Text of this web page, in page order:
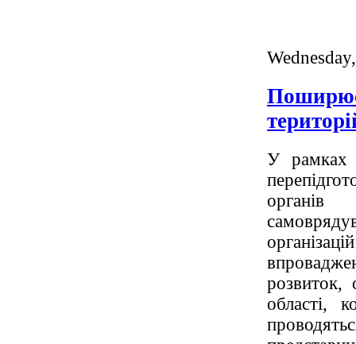
У рамках
органів
розвиток,
області,